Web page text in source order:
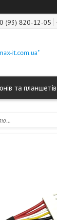
(93) 820-12-05
it.com.ua"
та планшетів